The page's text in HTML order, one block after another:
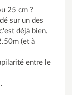
25 cm ?
sur un des
déjà bien.
(et à
entre le